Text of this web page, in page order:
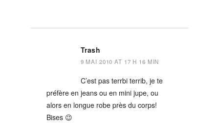
Trash
9 MAI 2010 AT 17 H 16 MIN
C’est pas terrbi terrib, je te
préfère en jeans ou en mini jupe, ou
alors en longue robe près du corps!
Bises 😉